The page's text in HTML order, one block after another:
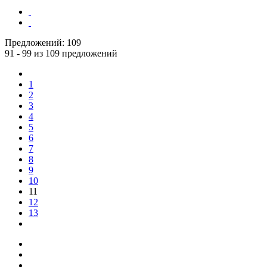
Предложений: 109
91 - 99 из 109 предложений
1
2
3
4
5
6
7
8
9
10
11
12
13